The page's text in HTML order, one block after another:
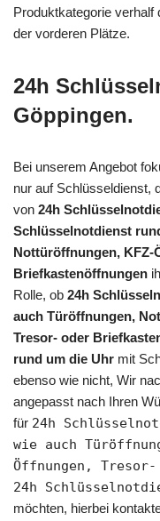
Produktkategorie verhalf
der vorderen Plätze.
24h
Göppingen.
Bei unserem Angebot
nur auf Schlüsseldienst,
von 24h
Schlüsselnotdienst
Nottüröffnungen, KFZ-
Briefkastenöffnungen
Rolle, ob 24h
auch Türöffnungen,
Tresor- oder
rund um die Uhr mit
ebenso wie nicht, Wir
angepasst nach Ihren
für 24h
wie auch
Öffnungen,
24h
möchten, hierbei